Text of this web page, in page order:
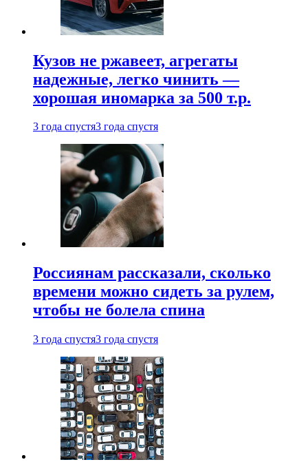
Кузов не ржавеет, агрегаты
надежные, легко чинить —
хорошая иномарка за 500 т.р.
3 года спустя3 года спустя
Россиянам рассказали, сколько
времени можно сидеть за рулем,
чтобы не болела спина
3 года спустя3 года спустя